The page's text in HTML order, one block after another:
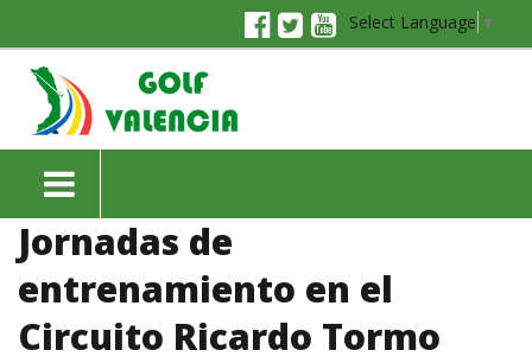
Select Language ▼
Jornadas de
entrenamiento en el
Circuito Ricardo Tormo